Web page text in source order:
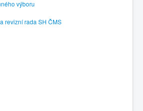
výboru
revizní rada SH ČMS